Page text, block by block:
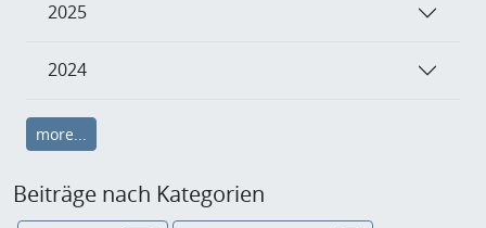
2025
2024
more...
Beiträge nach Kategorien